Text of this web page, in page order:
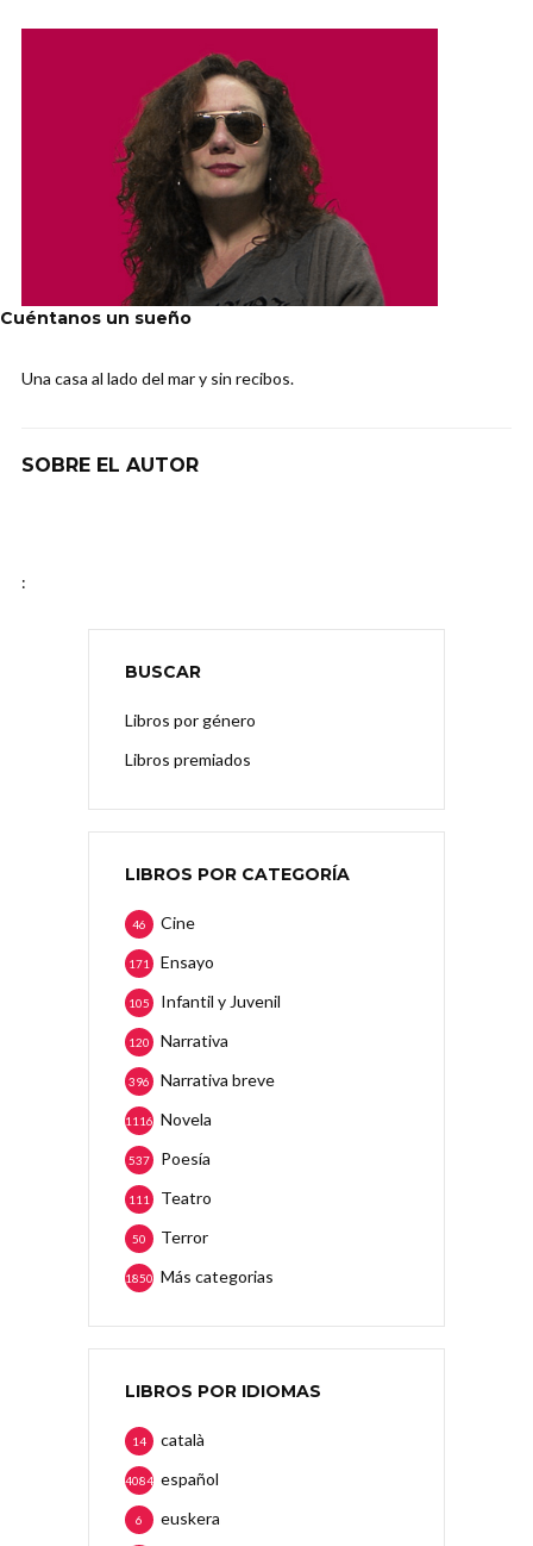
Cuéntanos un sueño
Una casa al lado del mar y sin recibos.
SOBRE EL AUTOR
:
BUSCAR
Libros por género
Libros premiados
LIBROS POR CATEGORÍA
Cine
46
Ensayo
171
Infantil y Juvenil
105
Narrativa
120
Narrativa breve
396
Novela
1116
Poesía
537
Teatro
111
Terror
50
Más categorias
1850
LIBROS POR IDIOMAS
català
14
español
4084
euskera
6